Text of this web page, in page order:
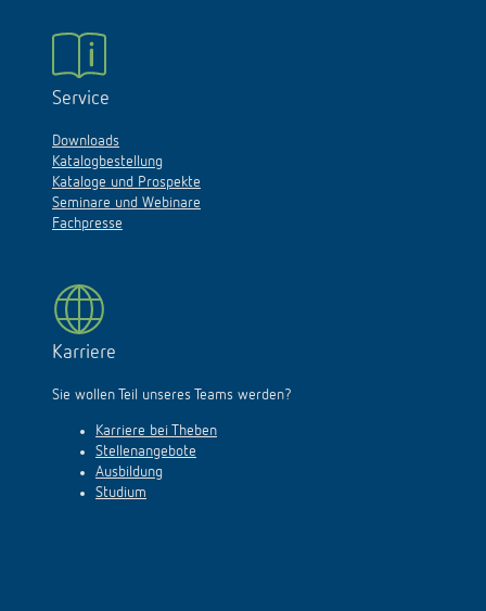
Service
Downloads
Katalogbestellung
Kataloge und Prospekte
Seminare und Webinare
Fachpresse
Karriere
Sie wollen Teil unseres Teams werden?
Karriere bei Theben
Stellenangebote
Ausbildung
Studium